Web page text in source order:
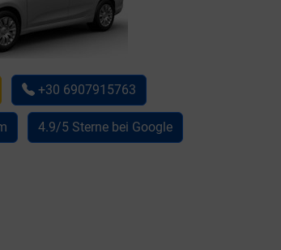
+30 6907915763
4.9/5 Sterne bei Google